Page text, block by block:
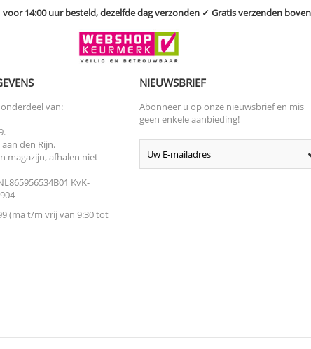
14:00 uur besteld, dezelfde dag verzonden ✓ Gratis verzenden boven
van:
den Rijn.
magazijn, afhalen niet
KvK-
(ma t/m vrij van 9:30 tot
NIEUWSBRIEF
Abonneer u op onze nieuwsbrief en mis
geen enkele aanbieding!